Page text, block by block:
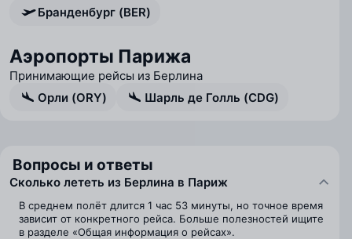
Бранденбург (BER)
Аэропорты Парижа
Принимающие рейсы из Берлина
Орли (ORY)
Шарль де Голль (CDG)
Вопросы и ответы
Сколько лететь из Берлина в Париж
В среднем полёт длится 1 час 53 минуты, но точное время
зависит от конкретного рейса. Больше полезностей ищите
в разделе «Общая информация о рейсах».